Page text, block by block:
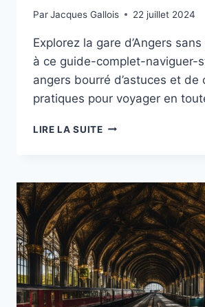
ParJacques Gallois 22 juillet 2024
Explorez la gare d’Angers
à ce guide-complet-naviguer-
angers bourré d’astuces et de
pratiques pour voyager en
LIRE LA SUITEGUIDE
SANS
STRESS
À
GARE
D’ANGERS
:
ASTUCES
ET